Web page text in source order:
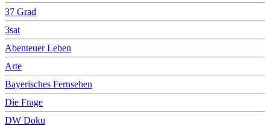
37 Grad
3sat
Abenteuer Leben
Arte
Bayerisches Fernsehen
Die Frage
DW Doku